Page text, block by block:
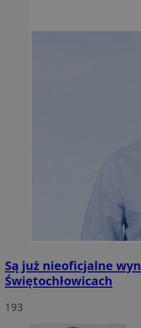
Są już nieoficjalne
Świętochłowicach
193